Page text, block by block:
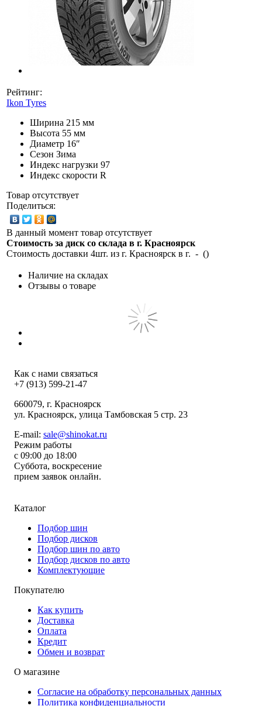
Рейтинг:
Ikon Tyres
Ширина 215 мм
Высота 55 мм
Диаметр 16″
Сезон Зима
Индекс нагрузки 97
Индекс скорости R
Товар отсутствует
Поделиться:
В данный момент товар отсутствует
Стоимость за диск со склада в г. Красноярск
Стоимость доставки 4шт. из г. Красноярск в г. - ()
Наличие на складах
Отзывы о товаре
Как с нами связаться
+7 (913) 599-21-47
660079, г. Красноярск
ул. Красноярск, улица Тамбовская 5 стр. 23
E-mail: sale@shinokat.ru
Режим работы
с 09:00 до 18:00
Суббота, воскресение
прием заявок онлайн.
Каталог
Подбор шин
Подбор дисков
Подбор шин по авто
Подбор дисков по авто
Комплектующие
Покупателю
Как купить
Доставка
Оплата
Кредит
Обмен и возврат
О магазине
Согласие на обработку персональных данных
Политика конфиденциальности